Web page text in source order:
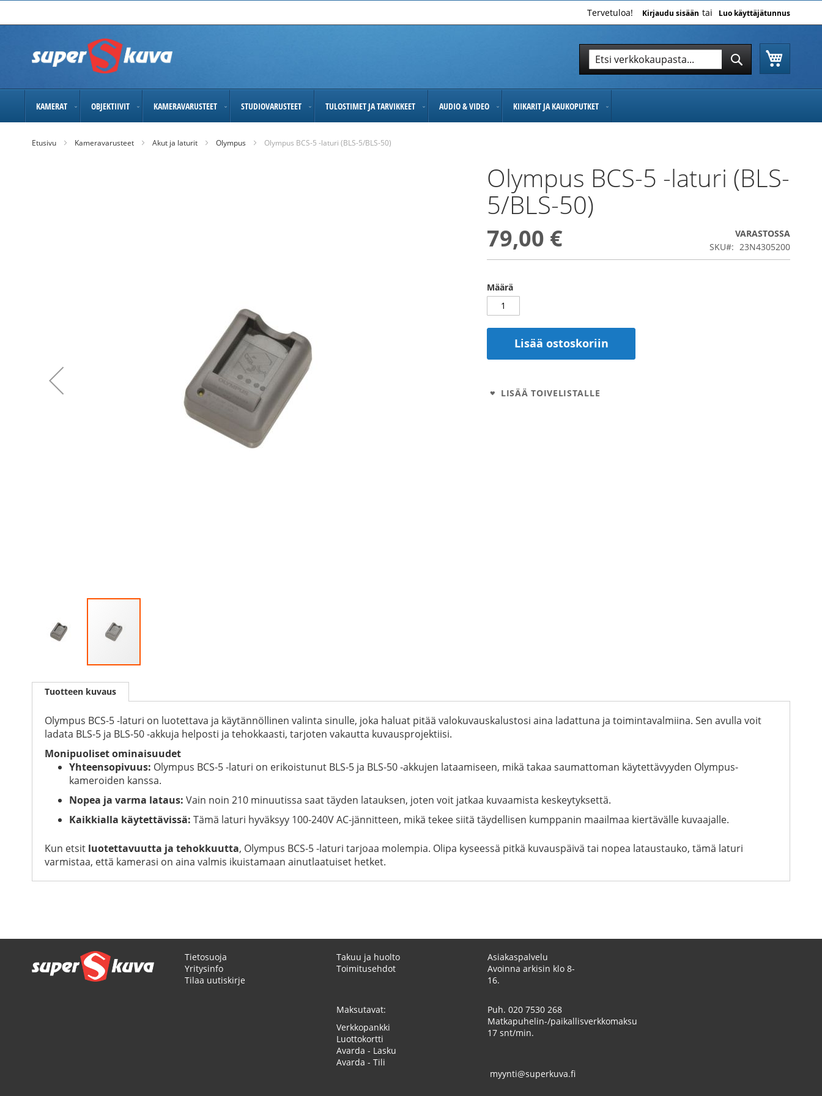
to
Tervetuloa! Kirjaudu sisään Luo käyttäjätunnus
Hae
KAMERAT OBJEKTIIVIT KAMERAVARUSTEET STUDIOVARUSTEET TULOSTIMET JA TARVIKKEET AUDIO & VIDEO KIIKARIT JA KAUKOPUTKET
Etusivu Kameravarusteet Akut ja laturit Olympus Olympus BCS-5 -laturi (BLS-5/BLS-50)
Olympus BCS-5 -laturi (BLS-
5/BLS-50)
79,00 €
VARASTOSSA
SKU
23N4305200
Määrä
Lisää ostoskoriin
LISÄÄ TOIVELISTALLE
to
images
gallery
Tuotteen kuvaus
Olympus BCS-5 -laturi on luotettava ja käytännöllinen valinta sinulle, joka haluat pitää valokuvauskalustosi aina ladattuna ja toimintavalmiina. Sen avulla voit
ladata BLS-5 ja BLS-50 -akkuja helposti ja tehokkaasti, tarjoten vakautta kuvausprojektiisi.
Monipuoliset ominaisuudet
Yhteensopivuus: Olympus BCS-5 -laturi on erikoistunut BLS-5 ja BLS-50 -akkujen lataamiseen, mikä takaa saumattoman käytettävyyden Olympus-
kameroiden kanssa.
Nopea ja varma lataus: Vain noin 210 minuutissa saat täyden latauksen, joten voit jatkaa kuvaamista keskeytyksettä.
Kaikkialla käytettävissä: Tämä laturi hyväksyy 100-240V AC-jännitteen, mikä tekee siitä täydellisen kumppanin maailmaa kiertävälle kuvaajalle.
Kun etsit luotettavuutta ja tehokkuutta, Olympus BCS-5 -laturi tarjoaa molempia. Olipa kyseessä pitkä kuvauspäivä tai nopea lataustauko, tämä laturi
varmistaa, että kamerasi on aina valmis ikuistamaan ainutlaatuiset hetket.
Tietosuoja
Yritysinfo
Tilaa uutiskirje
Takuu ja huolto
Toimitusehdot
Maksutavat:
Verkkopankki
Luottokortti
Avarda - Lasku
Avarda - Tili
Asiakaspalvelu
Avoinna arkisin klo 8-
16.
Puh. 020 7530 268
Matkapuhelin-/paikallisverkkomaksu
17 snt/min.
myynti@superkuva.fi